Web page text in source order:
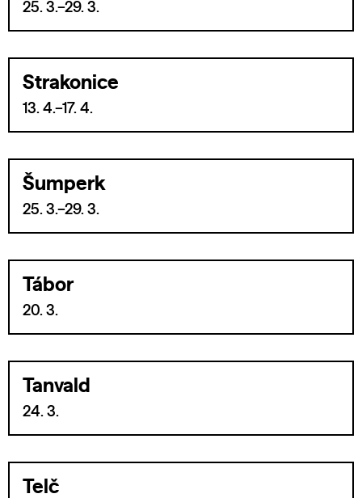
25. 3.–29. 3.
Strakonice
13. 4.–17. 4.
Šumperk
25. 3.–29. 3.
Tábor
20. 3.
Tanvald
24. 3.
Telč